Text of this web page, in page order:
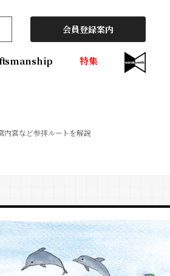
会員登録案内
特集
内宮など参拝ルートを解説